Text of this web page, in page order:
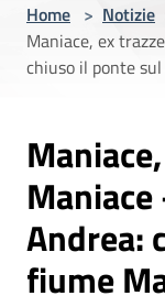
Home > Notizie
Maniace, ex
chiuso il ponte
Andrea:
fiume